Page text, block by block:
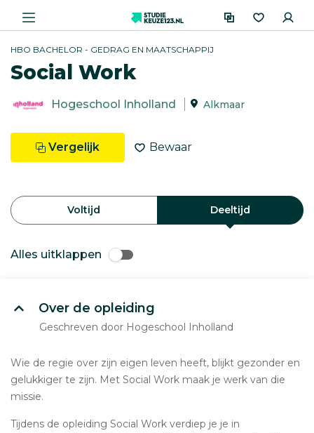
HBO BACHELOR - GEDRAG EN MAATSCHAPPIJ
Social Work
Hogeschool Inholland Alkmaar
Vergelijk Bewaar
Voltijd Deeltijd
Alles uitklappen
Over de opleiding
Geschreven door Hogeschool Inholland
Wie de regie over zijn eigen leven heeft, blijkt gezonder en
gelukkiger te zijn. Met Social Work maak je werk van die
missie.
Tijdens de opleiding Social Work verdiep je je in